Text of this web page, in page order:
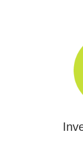
Impulsamos
europeos,